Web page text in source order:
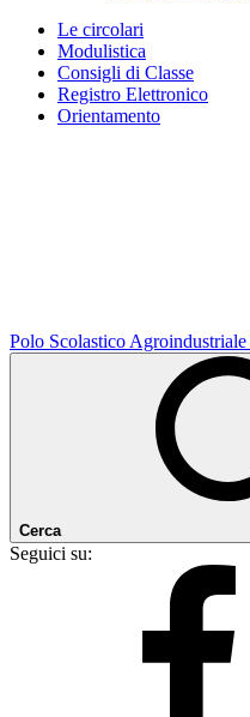
Le circolari
Modulistica
Consigli di Classe
Registro Elettronico
Orientamento
Polo Scolastico Agroindustriale
Cerca
Seguici su: